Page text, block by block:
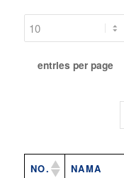
entries per page
NO.
NAMA